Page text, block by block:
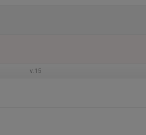
v.15